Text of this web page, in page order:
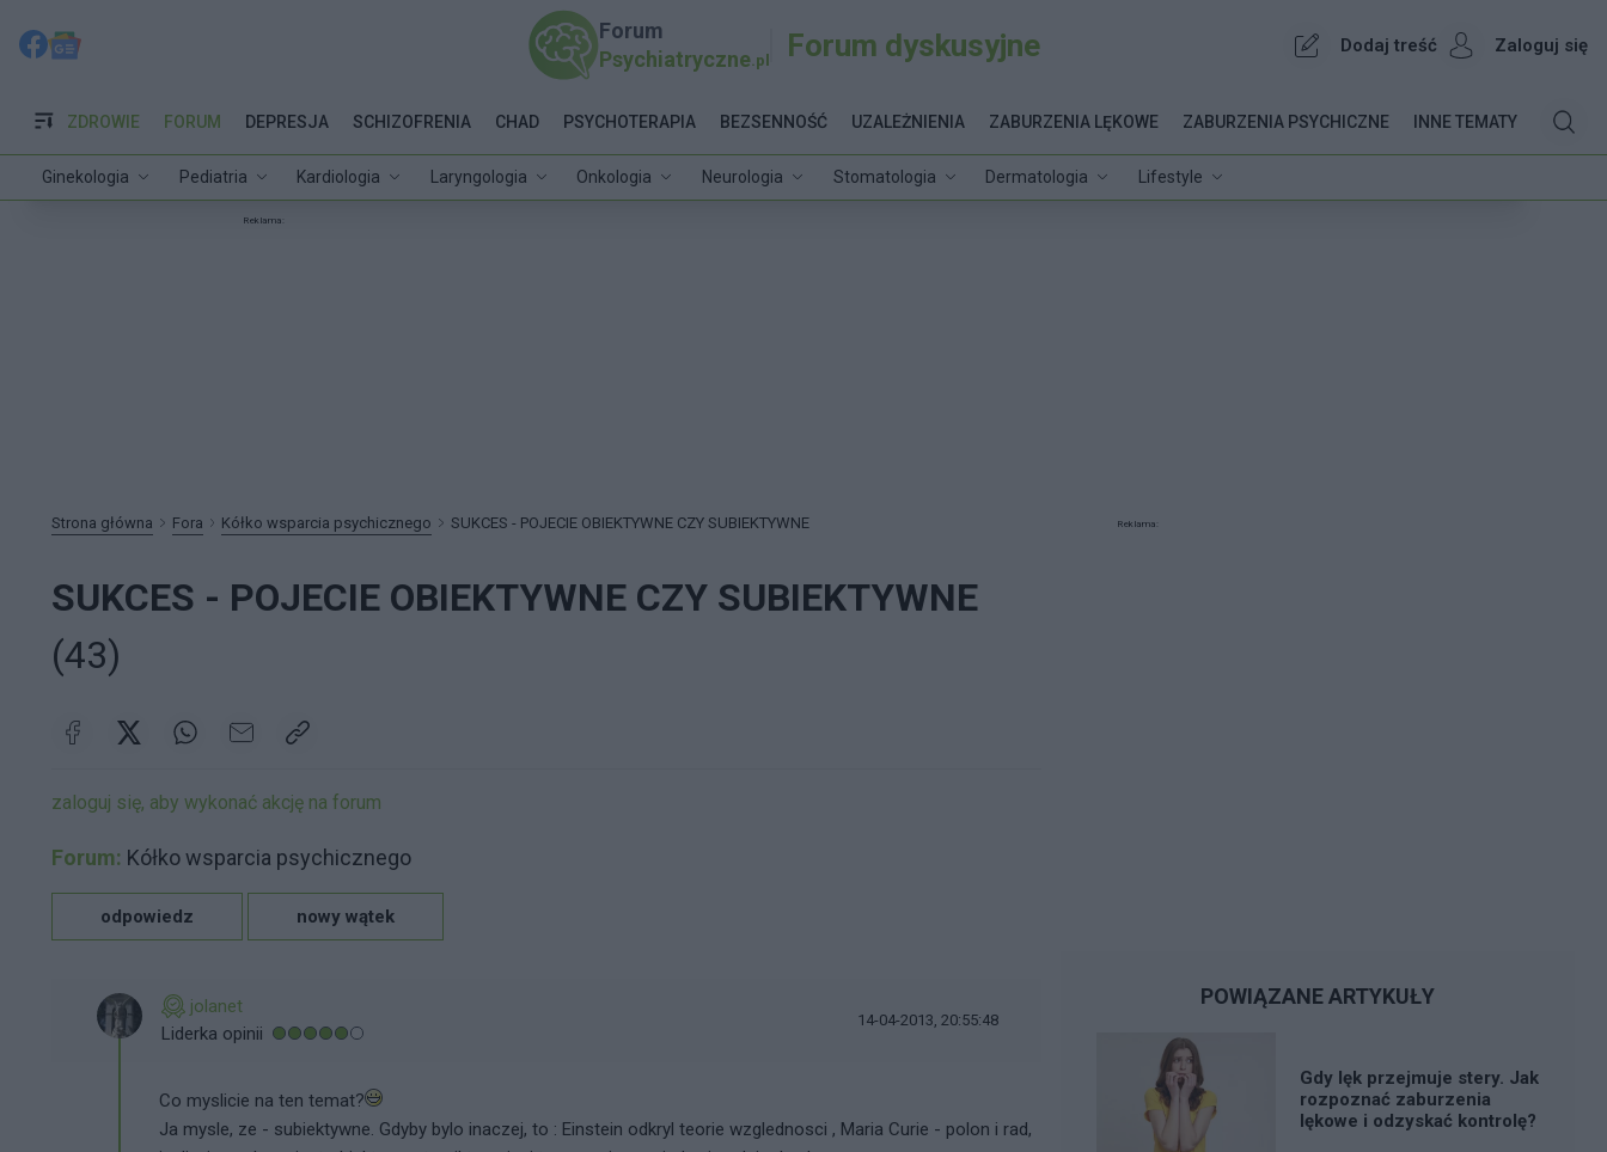
Forum
Psychiatryczne.pl Forum dyskusyjne Dodaj treść Zaloguj się
ZDROWIE
Ginekologia Pediatria Kardiologia Laryngologia Onkologia Neurologia Stomatologia Dermatologia Lifestyle
FORUM DEPRESJA SCHIZOFRENIA CHAD PSYCHOTERAPIA BEZSENNOŚĆ UZALEŻNIENIA ZABURZENIA LĘKOWE ZABURZENIA PSYCHICZNE INNE TEMATY
Reklama:
Strona główna Fora Kółko wsparcia psychicznego SUKCES - POJECIE OBIEKTYWNE CZY SUBIEKTYWNE
SUKCES - POJECIE OBIEKTYWNE CZY SUBIEKTYWNE
(43)
zaloguj się, aby wykonać akcję na forum
Forum: Kółko wsparcia psychicznego
odpowiedz nowy wątek
jolanet
Liderka opinii
14-04-2013, 20:55:48
Co myslicie na ten temat?
Ja mysle, ze - subiektywne. Gdyby bylo inaczej, to : Einstein odkryl teorie wzglednosci , Maria Curie - polon i rad,
Reklama:
POWIĄZANE ARTYKUŁY
Gdy lęk przejmuje stery. Jak
rozpoznać zaburzenia
lękowe i odzyskać kontrolę?